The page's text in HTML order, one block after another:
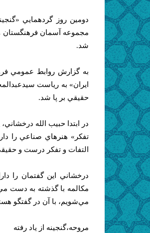
دومين روز گردهمايي
شد.
به گزارش روابط عمومي
ايران» به رياست
حقيقي بر پا شد.
در ابتدا حبيب الله
تفكر» هنرهاي صناعي را
التفات و تفكر درست و
درخشاني اين گفتمان را
مكالمه با گذشته به دست
مي‌شويم، با آن در گفتگو
مروحه،گنجينه از ياد رفته